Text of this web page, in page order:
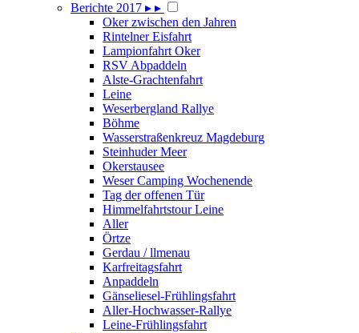
Berichte 2017 ▸ ▸
Oker zwischen den Jahren
Rintelner Eisfahrt
Lampionfahrt Oker
RSV Abpaddeln
Alste-Grachtenfahrt
Leine
Weserbergland Rallye
Böhme
Wasserstraßenkreuz Magdeburg
Steinhuder Meer
Okerstausee
Weser Camping Wochenende
Tag der offenen Tür
Himmelfahrtstour Leine
Aller
Örtze
Gerdau / llmenau
Karfreitagsfahrt
Anpaddeln
Gänseliesel-Frühlingsfahrt
Aller-Hochwasser-Rallye
Leine-Frühlingsfahrt